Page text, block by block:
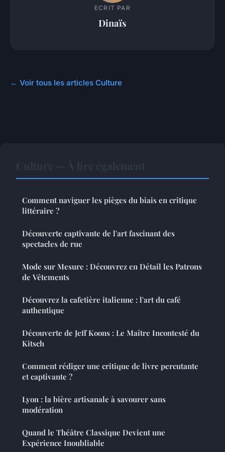
ECRIT PAR
Dinaïs
← Voir tous les articles Culture
Comment naviguer les pièges du biais en critique
littéraire ?
Découverte captivante de l'art fascinant des
spectacles de rue
Mode sur Mesure : Découvrez en Détail les Patrons
de Vêtements
Découvrez la cafetière italienne : l'art du café
authentique
Découverte de Jeff Koons : Le Maître Incontesté du
Kitsch
Comment rédiger une critique de livre percutante
et captivante ?
Lyon : la bière artisanale à savourer sans
modération
Quand le Théâtre Classique Devient une
Expérience Inoubliable